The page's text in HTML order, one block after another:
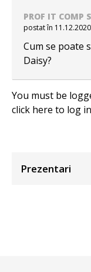
PROF IT COMP
postat în
Cum se poate
Daisy?
You must be
click here to log in
Prezentari